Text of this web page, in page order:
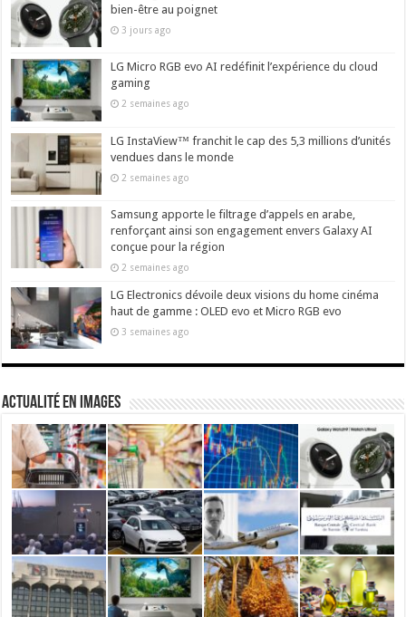
bien-être au poignet
3 jours ago
LG Micro RGB evo AI redéfinit l’expérience du cloud
gaming
2 semaines ago
LG InstaView™ franchit le cap des 5,3 millions d’unités
vendues dans le monde
2 semaines ago
Samsung apporte le filtrage d’appels en arabe,
renforçant ainsi son engagement envers Galaxy AI
conçue pour la région
2 semaines ago
LG Electronics dévoile deux visions du home cinéma
haut de gamme : OLED evo et Micro RGB evo
3 semaines ago
actualité en images